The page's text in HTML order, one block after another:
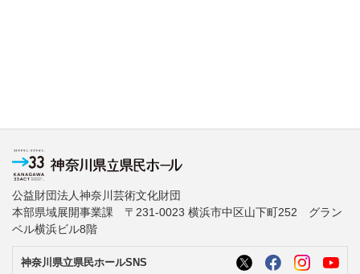
公益財団法人神奈川芸術文化財団
本部県域展開事業課 〒231-0023 横浜市中区山下町252 グラン
ベル横浜ビル8階
神奈川県立県民ホールSNS